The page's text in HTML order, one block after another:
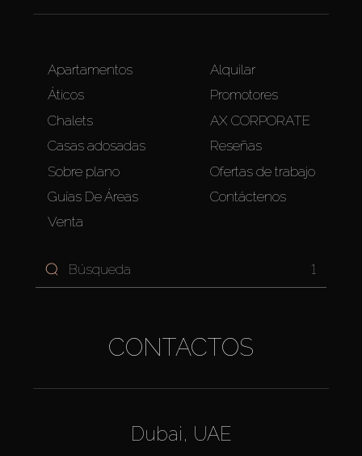
Apartamentos
Áticos
Chalets
Casas adosadas
Sobre plano
Guías De Áreas
Venta
Alquilar
Promotores
AX CORPORATE
Reseñas
Ofertas de trabajo
Contáctenos
1
CONTACTOS
Dubai, UAE